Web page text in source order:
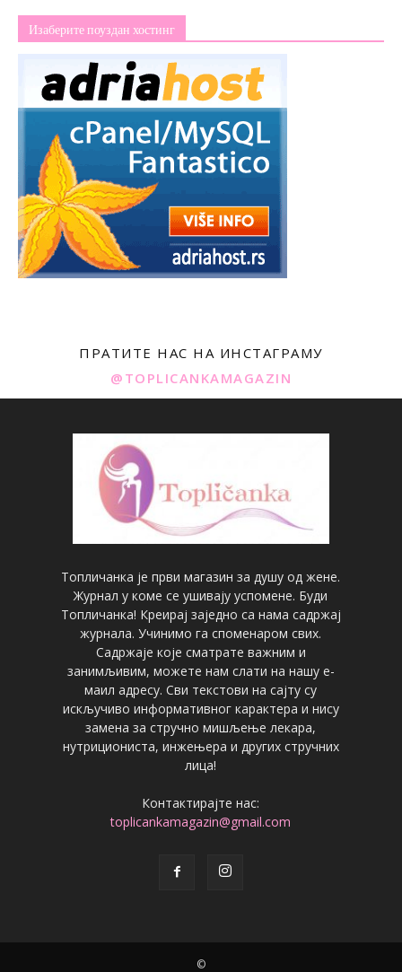
Изаберите поуздан хостинг
ПРАТИТЕ НАС НА ИНСТАГРАМУ
@TOPLICANKAMAGAZIN
Топличанка је први магазин за душу од жене.
Журнал у коме се ушивају успомене. Буди
Топличанка! Креирај заједно са нама садржај
журнала. Учинимо га споменаром свих.
Садржаје које сматрате важним и
занимљивим, можете нам слати на нашу е-
маил адресу. Сви текстови на сајту су
искључиво информативног карактера и нису
замена за стручно мишљење лекара,
нутрициониста, инжењера и других стручних
лица!
Контактирајте нас:
toplicankamagazin@gmail.com
©